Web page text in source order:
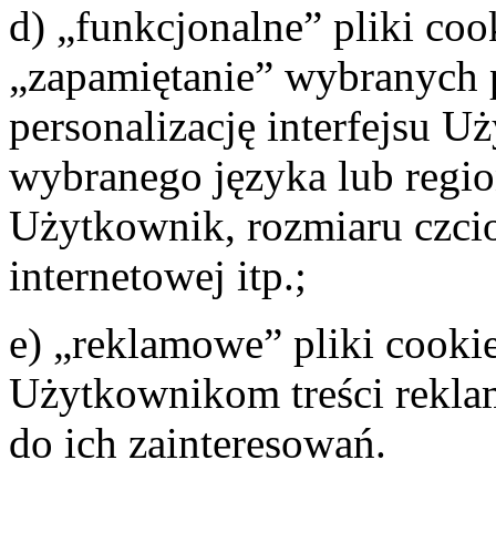
d) „funkcjonalne” pliki
„zapamiętanie”
personalizację interfejsu
wybranego języka lub
Użytkownik, rozmiaru
internetowej itp.;
e) „reklamowe” pliki
Użytkownikom treści
do ich zainteresowań.